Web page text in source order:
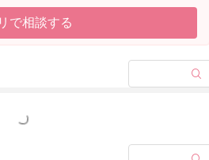
で相談する
と見る